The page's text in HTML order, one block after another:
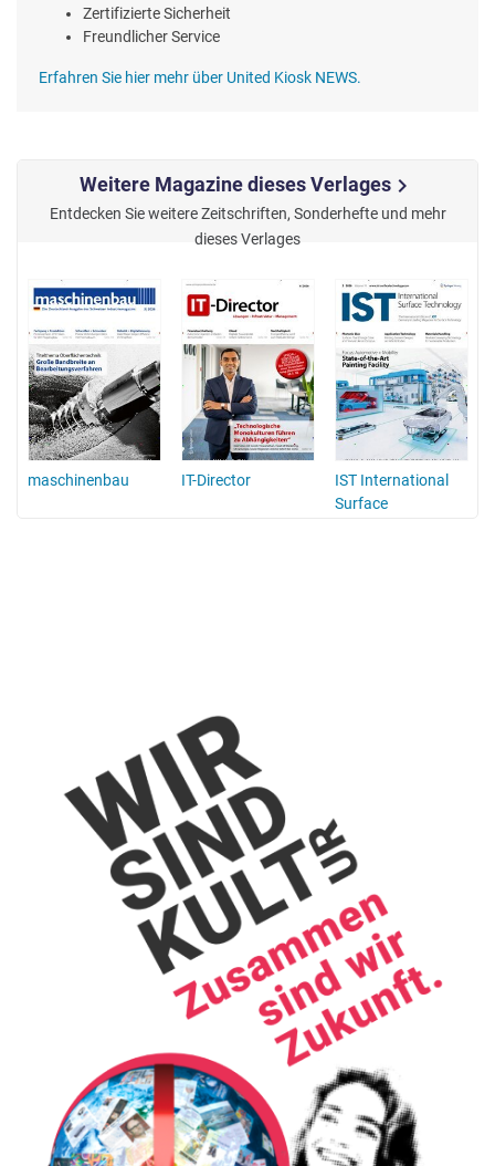
Zertifizierte Sicherheit
Freundlicher Service
Erfahren Sie hier mehr über United Kiosk NEWS.
Weitere Magazine dieses Verlageschevron_right
Entdecken Sie weitere Zeitschriften, Sonderhefte und mehr
dieses Verlages
maschinenbau IT-Director
IST International
Surface